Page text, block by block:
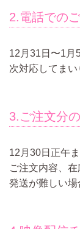
2.電話での
12月31日〜1月
次対応してまい
3.ご注文分
12月30日正午
ご注文内容、
発送が難しい場